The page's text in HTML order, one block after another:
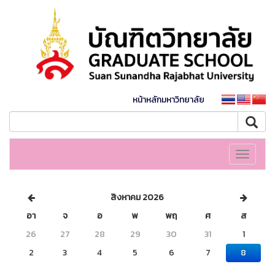
หน้าหลักมหาวิทยาลัย
Toggle
สิงหาคม 2026
อา
จ อ พ พฤ ศ
ส
26
27 28 29 30 31
1
2
3 4 5 6 7
8